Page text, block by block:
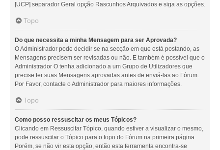
[UCP] separador Geral opção Rascunhos Arquivados e siga as opções.
Topo
Do que necessita a minha Mensagem para ser Aprovada?
O Administrador pode decidir se na secção em que está postando, as
Mensagens precisem ser revisadas ou não. E também é possível que o
Administrador O tenha adicionado a um Grupo de Utilizadores que
precise ter suas Mensagens aprovadas antes de enviá-las ao Fórum.
Por Favor, contacte o Administrador para maiores informações.
Topo
Como posso ressuscitar os meus Tópicos?
Clicando em Ressuscitar Tópico, quando estiver a visualizar o mesmo,
pode ressuscitar o Tópico para o topo do Fórum na primeira página.
Porém, se não vir esta opção, então esta ferramenta encontra-se